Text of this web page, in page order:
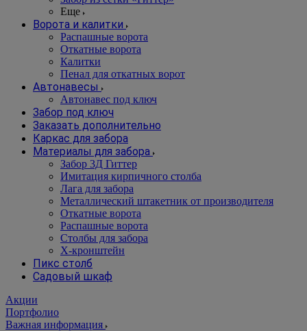
Еще
Ворота и калитки
Распашные ворота
Откатные ворота
Калитки
Пенал для откатных ворот
Автонавесы
Автонавес под ключ
Забор под ключ
Заказать дополнительно
Каркас для забора
Материалы для забора
Забор 3Д Гиттер
Имитация кирпичного столба
Лага для забора
Металлический штакетник от производителя
Откатные ворота
Распашные ворота
Столбы для забора
Х-кронштейн
Пикс столб
Садовый шкаф
Акции
Портфолио
Важная информация